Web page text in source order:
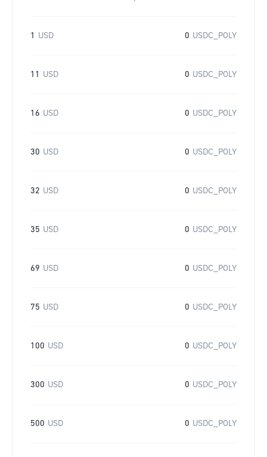
1 USD 0 USDC_POLY
11 USD 0 USDC_POLY
16 USD 0 USDC_POLY
30 USD 0 USDC_POLY
32 USD 0 USDC_POLY
35 USD 0 USDC_POLY
69 USD 0 USDC_POLY
75 USD 0 USDC_POLY
100 USD 0 USDC_POLY
300 USD 0 USDC_POLY
500 USD 0 USDC_POLY